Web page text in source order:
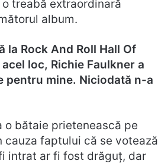
treabă extraordinară
album.
Rock And Roll Hall Of
loc, Richie Faulkner a
pentru mine. Niciodată n-a
o bătaie prietenească pe
cauza faptului că se votează
intrat ar fi fost drăguț, dar